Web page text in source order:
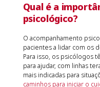
Qual é a
psicológico?
O acompanhamento
pacientes a lidar com os
Para isso, os psicólogos
para ajudar, com linhas
mais indicadas para
caminhos para iniciar o